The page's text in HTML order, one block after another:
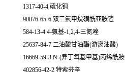
1317-40-4 硫化铜
90076-65-6 双三氟甲烷磺酰亚胺锂
584-13-4 4-氨基-1,2,4-三氮唑
25637-84-7 二油酸甘油酯(游离油酸)
16669-59-3 N-(异丁氧基甲基)丙烯酰胺
402856-42-2 特索芬辛